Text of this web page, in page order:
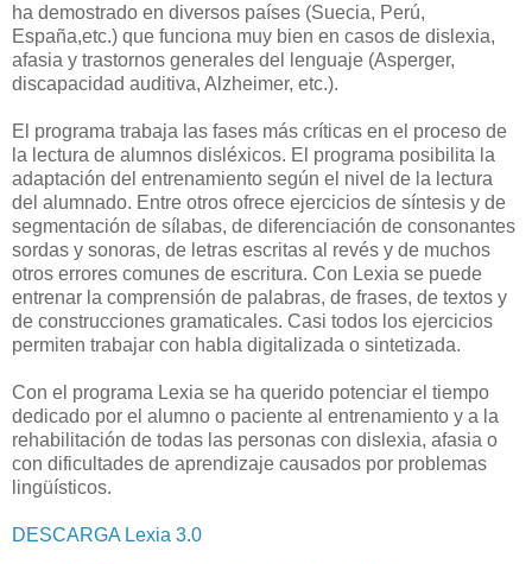
ha demostrado en diversos países (Suecia, Perú,
España,etc.) que funciona muy bien en casos de dislexia,
afasia y trastornos generales del lenguaje (Asperger,
discapacidad auditiva, Alzheimer, etc.).
El programa trabaja las fases más críticas en el proceso de
la lectura de alumnos disléxicos. El programa posibilita la
adaptación del entrenamiento según el nivel de la lectura
del alumnado. Entre otros ofrece ejercicios de síntesis y de
segmentación de sílabas, de diferenciación de consonantes
sordas y sonoras, de letras escritas al revés y de muchos
otros errores comunes de escritura. Con Lexia se puede
entrenar la comprensión de palabras, de frases, de textos y
de construcciones gramaticales. Casi todos los ejercicios
permiten trabajar con habla digitalizada o sintetizada.
Con el programa Lexia se ha querido potenciar el tiempo
dedicado por el alumno o paciente al entrenamiento y a la
rehabilitación de todas las personas con dislexia, afasia o
con dificultades de aprendizaje causados por problemas
lingüísticos.
DESCARGA Lexia 3.0